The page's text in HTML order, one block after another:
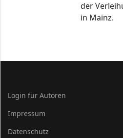
der
in Mainz.
Login für Autoren
Impressum
Datenschutz